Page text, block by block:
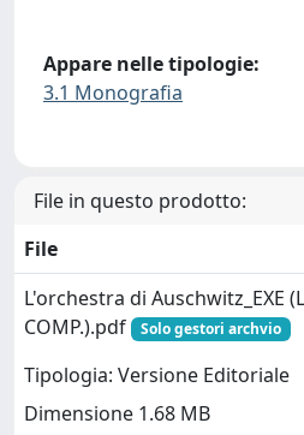
Appare nelle tipologie:
3.1 Monografia
File in questo prodotto:
File
L'orchestra di Auschwitz_EXE
COMP.).pdf
Solo gestori archvio
Tipologia: Versione Editoriale
Dimensione 1.68 MB